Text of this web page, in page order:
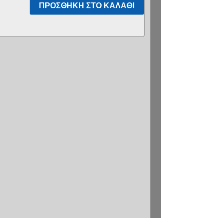
ΠΡΟΣΘΉΚΗ ΣΤΟ ΚΑΛΆΘΙ